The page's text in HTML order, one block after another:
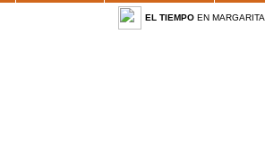
EL TIEMPOEN MARGARITA